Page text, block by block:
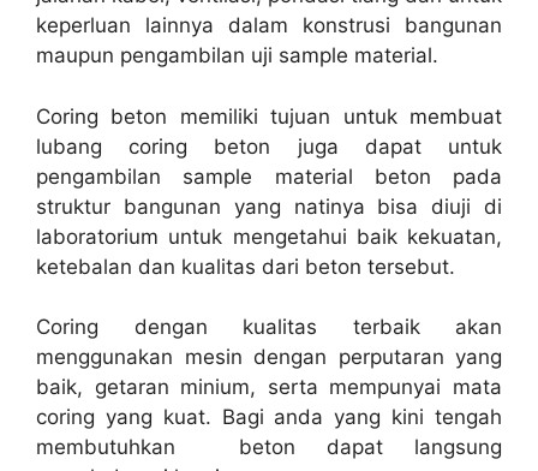
keperluan lainnya dalam konstrusi bangunan
maupun pengambilan uji sample material.
Coring beton memiliki tujuan untuk membuat
lubang coring beton juga dapat untuk
pengambilan sample material beton pada
struktur bangunan yang natinya bisa diuji di
laboratorium untuk mengetahui baik kekuatan,
ketebalan dan kualitas dari beton tersebut.
Coring dengan kualitas terbaik akan
menggunakan mesin dengan perputaran yang
baik, getaran minium, serta mempunyai mata
coring yang kuat. Bagi anda yang kini tengah
membutuhkan beton dapat langsung